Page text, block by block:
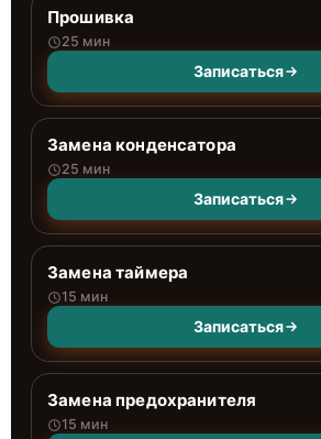
Прошивка
25 мин
Записаться
Замена конденсатора
25 мин
Записаться
Замена таймера
15 мин
Записаться
Замена предохранителя
15 мин